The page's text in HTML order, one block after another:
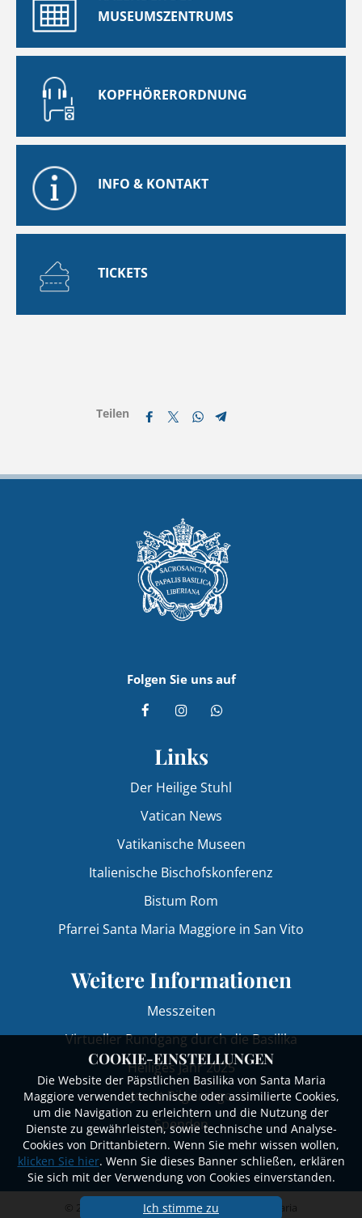
MUSEUMSZENTRUMS
KOPFHÖRERORDNUNG
INFO & KONTAKT
TICKETS
Teilen
Folgen Sie uns auf
Links
Der Heilige Stuhl
Vatican News
Vatikanische Museen
Italienische Bischofskonferenz
Bistum Rom
Pfarrei Santa Maria Maggiore in San Vito
Weitere Informationen
Messzeiten
Virtueller Rundgang durch die Basilika
Heiliges Jahr 2025
Jesuit Pilgrimage
Spenden
© 2023 - 2026Päpstliche Basilika von Santa Maria
COOKIE-EINSTELLUNGEN
Die Website der Päpstlichen Basilika von Santa Maria
Maggiore verwendet technische oder assimilierte Cookies,
um die Navigation zu erleichtern und die Nutzung der
Dienste zu gewährleisten, sowie technische und Analyse-
Cookies von Drittanbietern. Wenn Sie mehr wissen wollen,
klicken Sie hier. Wenn Sie dieses Banner schließen, erklären
Sie sich mit der Verwendung von Cookies einverstanden.
Ich stimme zu